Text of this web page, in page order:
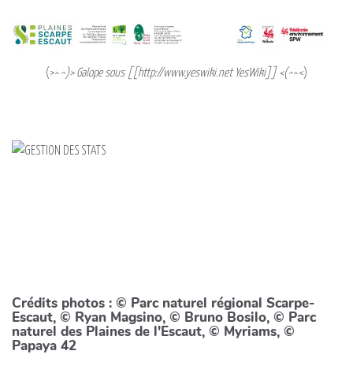
(>^ ^)> Galope sous [[http://www.yeswiki.net YesWiki]] <(^^<)
Crédits photos : © Parc naturel régional Scarpe-
Escaut, © Ryan Magsino, © Bruno Bosilo, © Parc
naturel des Plaines de l'Escaut, © Myriams, ©
Papaya 42